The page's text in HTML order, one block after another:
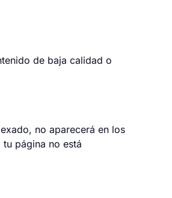
de baja calidad o
no aparecerá en los
página no está